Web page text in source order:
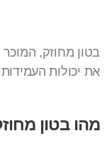
בטון מחוזק,
את יכולות
מהו בטון